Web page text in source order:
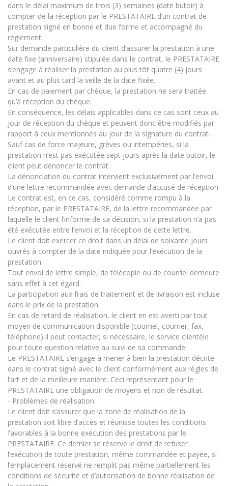
dans le délai maximum de trois (3) semaines (date butoir) à
compter de la réception par le PRESTATAIRE d’un contrat de
prestation signé en bonne et due forme et accompagné du
règlement.
Sur demande particulière du client d’assurer la prestation à une
date fixe (anniversaire) stipulée dans le contrat, le PRESTATAIRE
s’engage à réaliser la prestation au plus tôt quatre (4) jours
avant et au plus tard la veille de la date fixée.
En cas de paiement par chèque, la prestation ne sera traitée
qu’à réception du chèque.
En conséquence, les délais applicables dans ce cas sont ceux au
jour de réception du chèque et peuvent donc être modifiés par
rapport à ceux mentionnés au jour de la signature du contrat.
Sauf cas de force majeure, grèves ou intempéries, si la
prestation n’est pas exécutée sept jours après la date butoir, le
client peut dénoncer le contrat.
La dénonciation du contrat intervient exclusivement par l’envoi
d’une lettre recommandée avec demande d’accusé de réception.
Le contrat est, en ce cas, considéré comme rompu à la
réception, par le PRESTATAIRE, de la lettre recommandée par
laquelle le client l’informe de sa décision, si la prestation n’a pas
été exécutée entre l’envoi et la réception de cette lettre.
Le client doit exercer ce droit dans un délai de soixante jours
ouvrés à compter de la date indiquée pour l’exécution de la
prestation.
Tout envoi de lettre simple, de télécopie ou de courriel demeure
sans effet à cet égard.
La participation aux frais de traitement et de livraison est incluse
dans le prix de la prestation.
En cas de retard de réalisation, le client en est averti par tout
moyen de communication disponible (courriel, courrier, fax,
téléphone).Il peut contacter, si nécessaire, le service clientèle
pour toute question relative au suivi de sa commande.
Le PRESTATAIRE s’engage à mener à bien la prestation décrite
dans le contrat signé avec le client conformément aux règles de
l’art et de la meilleure manière. Ceci représentant pour le
PRESTATAIRE une obligation de moyens et non de résultat.
- Problèmes de réalisation
Le client doit s’assurer que la zone de réalisation de la
prestation soit libre d’accès et réunisse toutes les conditions
favorables à la bonne exécution des prestations par le
PRESTATAIRE. Ce dernier se réserve le droit de refuser
l’exécution de toute prestation, même commandée et payée, si
l’emplacement réservé ne remplit pas même partiellement les
conditions de sécurité et d’autorisation de bonne réalisation de